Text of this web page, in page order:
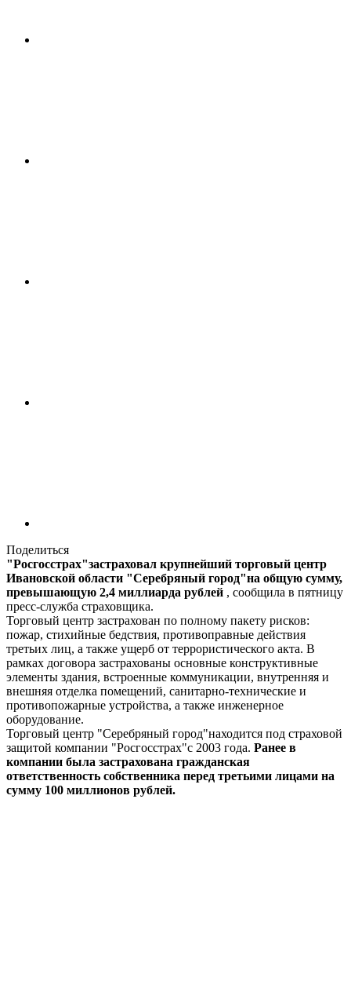
Поделиться
"Росгосстрах"застраховал крупнейший торговый центр
Ивановской области "Серебряный город"на общую сумму,
превышающую 2,4 миллиарда рублей , сообщила в пятницу
пресс-служба страховщика.
Торговый центр застрахован по полному пакету рисков:
пожар, стихийные бедствия, противоправные действия
третьих лиц, а также ущерб от террористического акта. В
рамках договора застрахованы основные конструктивные
элементы здания, встроенные коммуникации, внутренняя и
внешняя отделка помещений, санитарно-технические и
противопожарные устройства, а также инженерное
оборудование.
Торговый центр "Серебряный город"находится под страховой
защитой компании "Росгосстрах"с 2003 года. Ранее в
компании была застрахована гражданская
ответственность собственника перед третьими лицами на
сумму 100 миллионов рублей.